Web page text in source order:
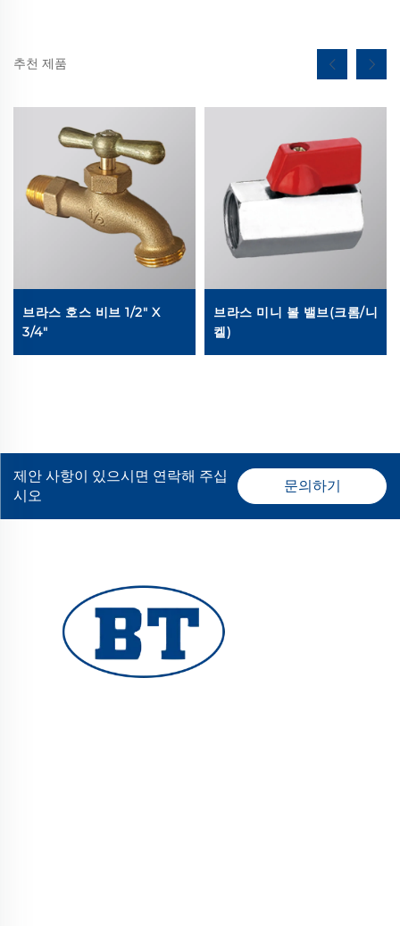
추천 제품
브라스 호스 비브 1/2" X
3/4"
브라스 미니 볼 밸브(크롬/니
켈)
제안 사항이 있으시면 연락해 주십
시오
문의하기